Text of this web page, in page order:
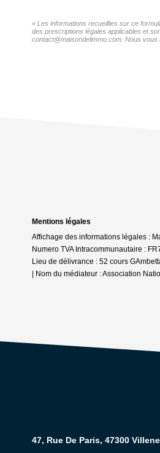
« Les informations recueillies sur ce
des prescriptions légales applicables et
contact@maisondelimmo.com. Nous
Mentions légales
Affichage des informations légales :
Numero TVA Intracommunautaire :
Lieu de délivrance : 52 cours
| Nom du médiateur : Association
47, Rue De Paris, 47300